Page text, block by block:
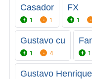
Casador
1 1
FX
1
Gustavo cu
1 4 1
Gustavo Henrique